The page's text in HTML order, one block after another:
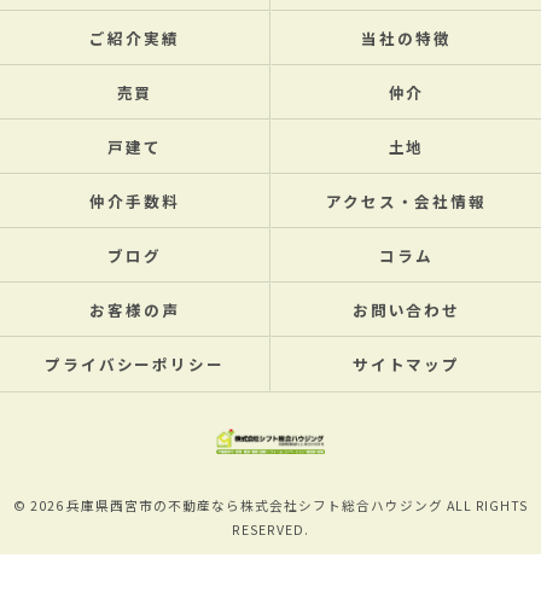
ご紹介実績 当社の特徴
売買 仲介
戸建て 土地
仲介手数料 アクセス・会社情報
ブログ コラム
お客様の声 お問い合わせ
プライバシーポリシー サイトマップ
© 2026 兵庫県西宮市の不動産なら株式会社シフト総合ハウジング ALL RIGHTS
RESERVED.